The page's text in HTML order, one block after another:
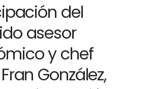
del
asesor
y chef
González,